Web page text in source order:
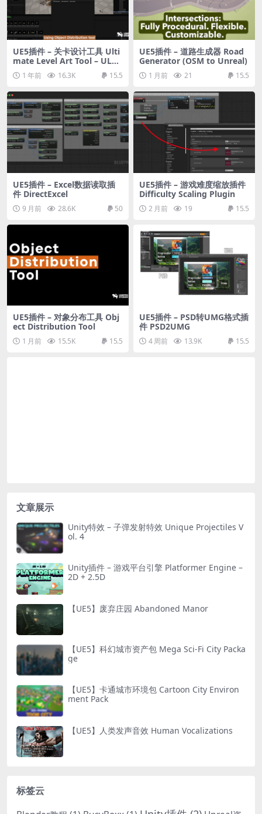
UE5插件 – 关卡设计工具 Ulti
mate Level Art Tool – ULAT
( Tools / Plugin )
1 年前 16.3K 15.5
UE5插件 – 道路生成器 Road
Generator (OSM to Unreal)
1 月前 21 15.5
UE5插件 – Excel数据读取插
件 DirectExcel
9 月前 28.6K 50
UE5插件 – 游戏难度缩放插件
Difficulty Scaling Plugin
2 月前 19 15.5
UE5插件 – 对象分布工具 Obj
ect Distribution Tool
1 月前 15.5K 15.5
UE5插件 – PSD转UMG格式插
件 PSD2UMG
4 周前 13.9K 15.5
文章展示
Unity特效 – 子弹发射特效 Unique Projectiles V
ol. 4
Unity插件 – 游戏平台引擎 Platformer Engine –
2D + 2.5D
【UE5】废弃庄园 Abandoned Manor
【UE5】科幻城市资产包 Mega Sci-Fi City Packa
ge
【UE5】卡通城市环境包 Cartoon City Environ
ment Pack
【UE5】人类发声音效 Human Vocalizations
标签云